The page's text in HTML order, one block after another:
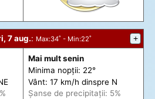
7 aug.: Max:34˚ - Min:22˚ +
Mai mult senin
Minima nopții: 22°
Vânt: 17 km/h dinspre N
Șanse de precipitații: 5%